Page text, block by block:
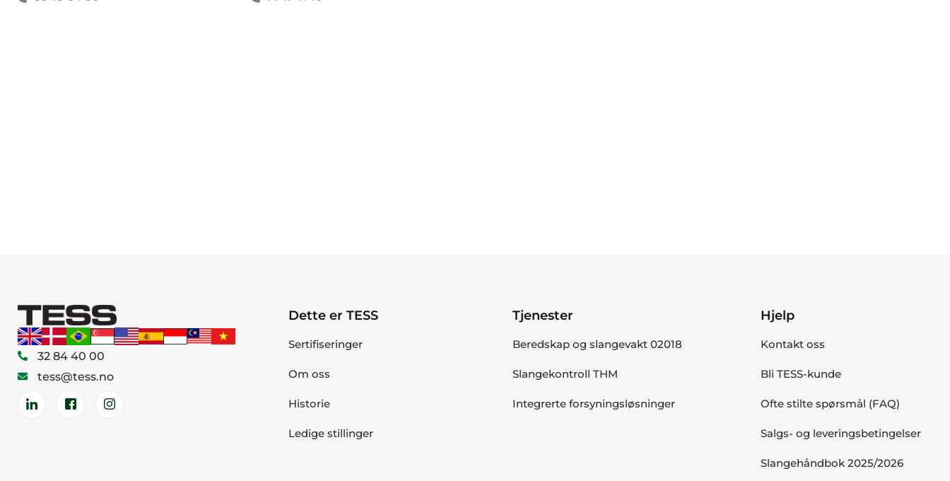
32 84 40 00
tess@tess.no
Dette er TESS
Sertifiseringer
Om oss
Historie
Ledige stillinger
Tjenester
Beredskap og slangevakt 02018
Slangekontroll THM
Integrerte forsyningsløsninger
Hjelp
Kontakt oss
Bli TESS-kunde
Ofte stilte spørsmål (FAQ)
Salgs- og leveringsbetingelser
Slangehåndbok 2025/2026